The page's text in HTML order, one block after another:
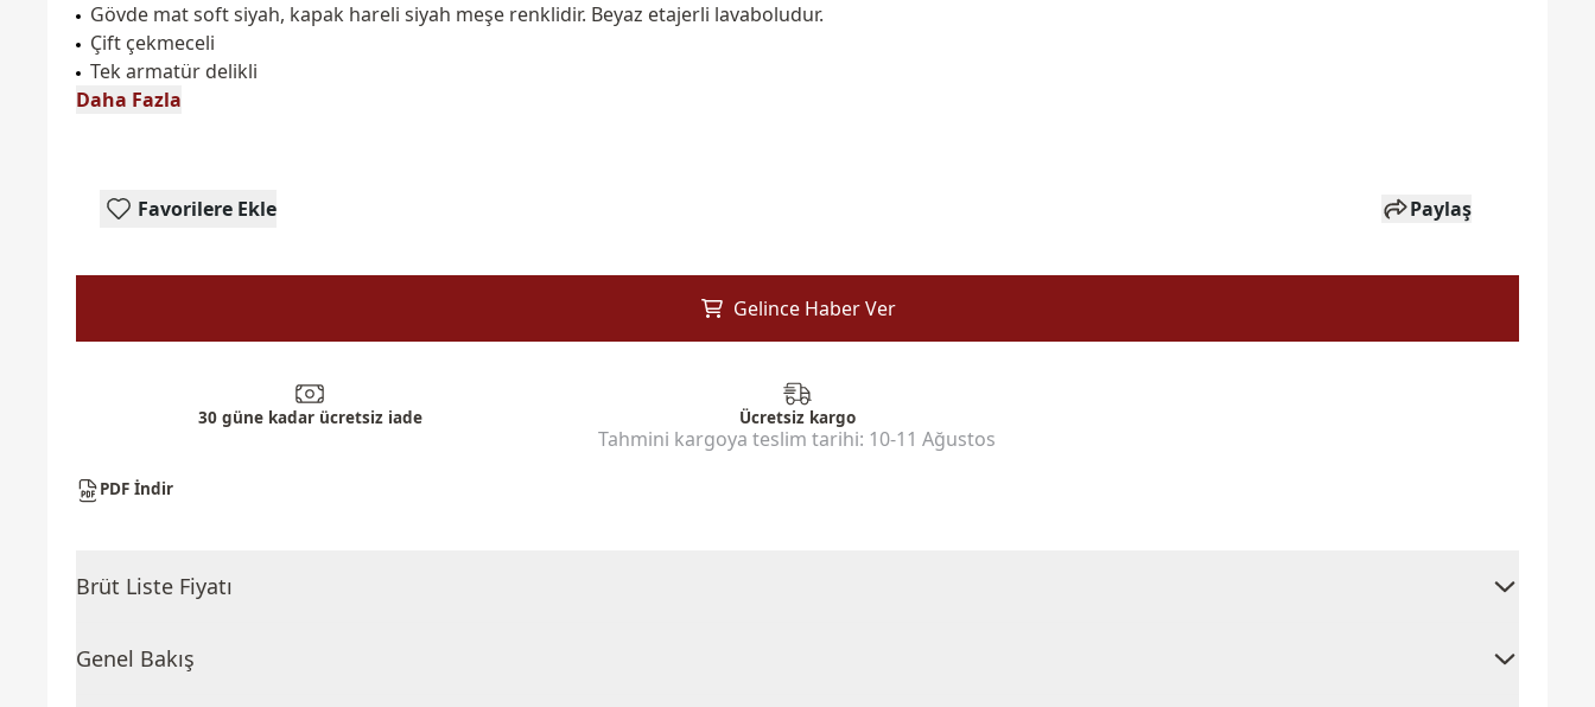
Gövde mat soft siyah, kapak hareli siyah meşe renklidir. Beyaz etajerli lavaboludur.
Çift çekmeceli
Tek armatür delikli
Daha Fazla
Favorilere Ekle Paylaş
Gelince Haber Ver
30 güne kadar ücretsiz iade Ücretsiz kargo
Tahmini kargoya teslim tarihi: 10-11 Ağustos
PDF İndir
Brüt Liste Fiyatı
Genel Bakış